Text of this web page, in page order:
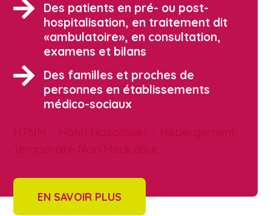
Des patients en pré- ou post-
hospitalisation, en traitement dit
«ambulatoire», en consultation,
examens et bilans
Des familles et proches de
personnes en établissements
médico-sociaux
EN SAVOIR PLUS